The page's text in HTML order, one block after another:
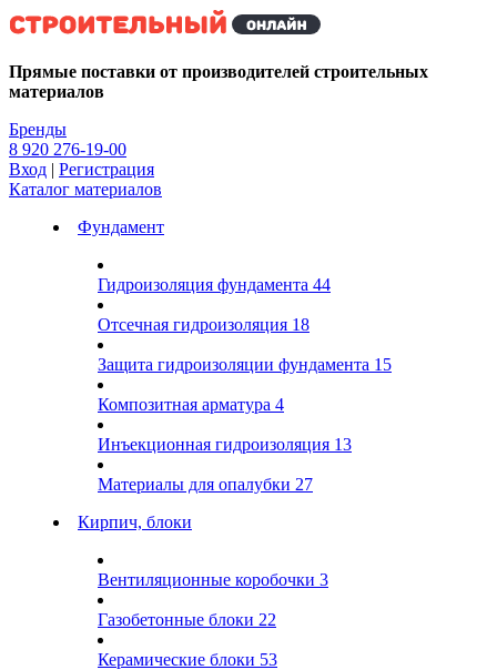
Kg
Прямые поставки от производителей строительных
материалов
Бренды
8 920 276-19-00
Вход | Регистрация
Каталог материалов
Фундамент
Гидроизоляция фундамента 44
Отсечная гидроизоляция 18
Защита гидроизоляции фундамента 15
Композитная арматура 4
Инъекционная гидроизоляция 13
Материалы для опалубки 27
Кирпич, блоки
Вентиляционные коробочки 3
Газобетонные блоки 22
Керамические блоки 53